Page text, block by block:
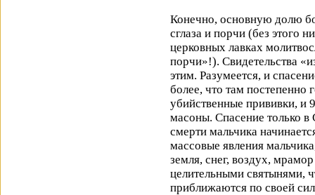
Конечно, основную долю
сглаза и порчи (без этого
церковных лавках
порчи»!). Свидетельства
этим. Разумеется, и
более, что там постепенно
убийственные прививки, и
масоны. Спасение только в
смерти мальчика
массовые явления
земля, снег, воздух,
целительными святынями,
приближаются по своей